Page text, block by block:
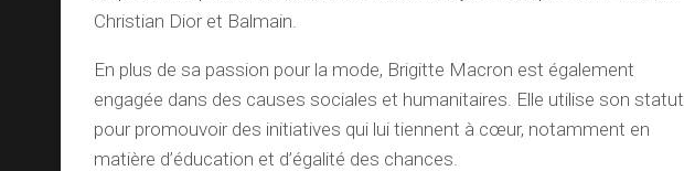
Christian Dior et Balmain.
En plus de sa passion pour la mode, Brigitte Macron est également
engagée dans des causes sociales et humanitaires. Elle utilise son statut
pour promouvoir des initiatives qui lui tiennent à cœur, notamment en
matière d’éducation et d’égalité des chances.